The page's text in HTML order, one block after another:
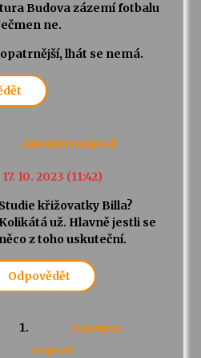
Budova zázemí fotbalu
ne.
lhát se nemá.
Anonym napsal:
17. 10. 2023 (11:42)
Studie křižovatky Billa?
Kolikátá už. Hlavně jestli se
něco z toho uskuteční.
Odpovědět
Anonym
napsal: